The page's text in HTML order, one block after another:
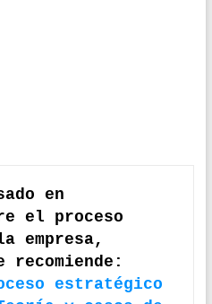
en
el proceso
empresa,
recomiende:
estratégico